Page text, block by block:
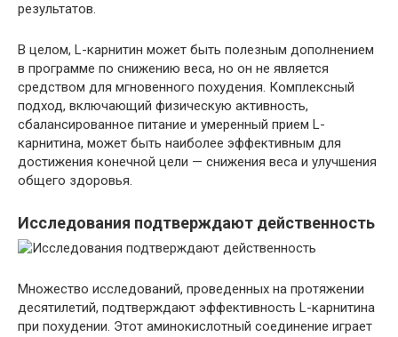
результатов.
В целом, L-карнитин может быть полезным дополнением
в программе по снижению веса, но он не является
средством для мгновенного похудения. Комплексный
подход, включающий физическую активность,
сбалансированное питание и умеренный прием L-
карнитина, может быть наиболее эффективным для
достижения конечной цели — снижения веса и улучшения
общего здоровья.
Исследования подтверждают действенность
Множество исследований, проведенных на протяжении
десятилетий, подтверждают эффективность L-карнитина
при похудении. Этот аминокислотный соединение играет